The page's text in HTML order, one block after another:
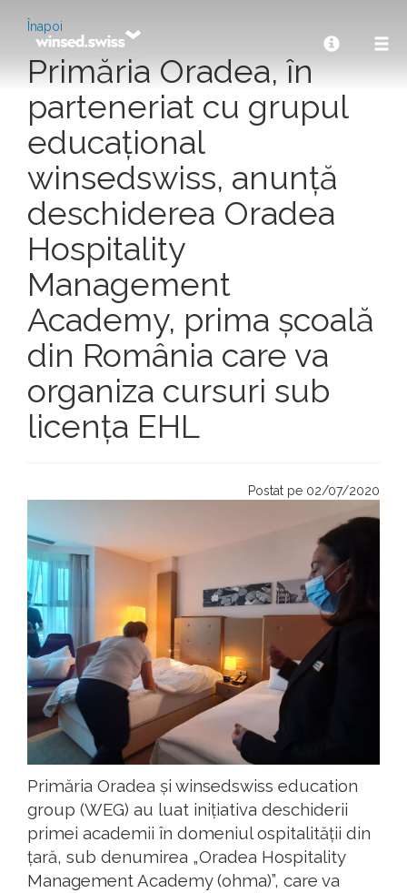
Înapoi
Primăria Oradea, în
parteneriat cu grupul
educațional
winsedswiss, anunță
deschiderea Oradea
Hospitality
Management
Academy, prima școală
din România care va
organiza cursuri sub
licența EHL
Postat pe 02/07/2020
Primăria Oradea și winsedswiss education
group (WEG) au luat inițiativa deschiderii
primei academii în domeniul ospitalității din
țară, sub denumirea „Oradea Hospitality
Management Academy (ohma)”, care va